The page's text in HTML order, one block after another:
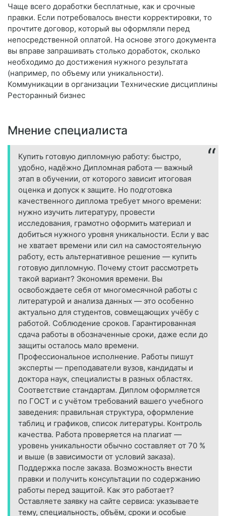
Чаще всего доработки бесплатные, как и срочные
правки. Если потребовалось внести корректировки, то
прочтите договор, который вы оформляли перед
непосредственной оплатой. На основе этого документа
вы вправе запрашивать столько доработок, сколько
необходимо до достижения нужного результата
(например, по объему или уникальности).
Коммуникации в организации Технические дисциплины
Ресторанный бизнес
Мнение специалиста
Купить готовую дипломную работу: быстро,
удобно, надёжно Дипломная работа — важный
этап в обучении, от которого зависит итоговая
оценка и допуск к защите. Но подготовка
качественного диплома требует много времени:
нужно изучить литературу, провести
исследования, грамотно оформить материал и
добиться нужного уровня уникальности. Если у вас
не хватает времени или сил на самостоятельную
работу, есть альтернативное решение — купить
готовую дипломную. Почему стоит рассмотреть
такой вариант? Экономия времени. Вы
освобождаете себя от многомесячной работы с
литературой и анализа данных — это особенно
актуально для студентов, совмещающих учёбу с
работой. Соблюдение сроков. Гарантированная
сдача работы в обозначенные сроки, даже если до
защиты осталось мало времени.
Профессиональное исполнение. Работы пишут
эксперты — преподаватели вузов, кандидаты и
доктора наук, специалисты в разных областях.
Соответствие стандартам. Диплом оформляется
по ГОСТ и с учётом требований вашего учебного
заведения: правильная структура, оформление
таблиц и графиков, список литературы. Контроль
качества. Работа проверяется на плагиат —
уровень уникальности обычно составляет от 70 %
и выше (в зависимости от условий заказа).
Поддержка после заказа. Возможность внести
правки и получить консультации по содержанию
работы перед защитой. Как это работает?
Оставляете заявку на сайте сервиса: указываете
тему, специальность, объём, сроки и особые